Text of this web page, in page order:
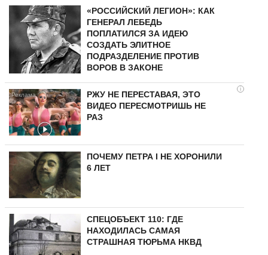
«РОССИЙСКИЙ ЛЕГИОН»: КАК
ГЕНЕРАЛ ЛЕБЕДЬ
ПОПЛАТИЛСЯ ЗА ИДЕЮ
СОЗДАТЬ ЭЛИТНОЕ
ПОДРАЗДЕЛЕНИЕ ПРОТИВ
ВОРОВ В ЗАКОНЕ
i
РЖУ НЕ ПЕРЕСТАВАЯ, ЭТО
ВИДЕО ПЕРЕСМОТРИШЬ НЕ
РАЗ
ПОЧЕМУ ПЕТРА I НЕ ХОРОНИЛИ
6 ЛЕТ
СПЕЦОБЪЕКТ 110: ГДЕ
НАХОДИЛАСЬ САМАЯ
СТРАШНАЯ ТЮРЬМА НКВД